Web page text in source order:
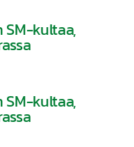
kultaa,
kultaa,